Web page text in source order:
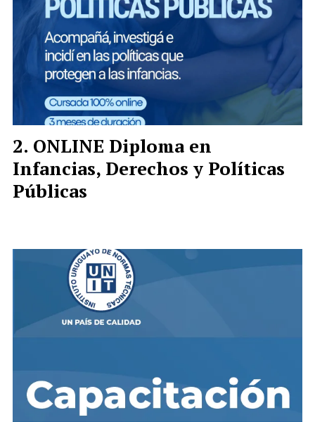
ONLINE Diploma en
Infancias, Derechos y Políticas
Públicas